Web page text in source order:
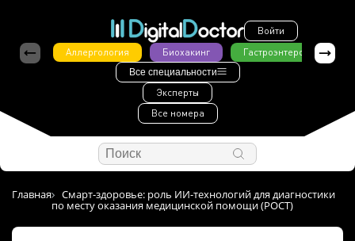
Войти
Аллергология
Биохакинг Гастроэнтерология
Все специальности
Эксперты
Все номера
Главная Смарт-здоровье: роль ИИ-технологий для диагностики
по месту оказания медицинской помощи (РОСТ)